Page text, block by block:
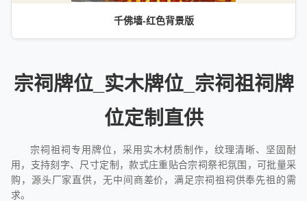
千佛墙-红色背景版
宗祠牌位_实木牌位_宗祠祖祠牌
位定制直供
宗祠祖祠专用牌位，采用实木材质制作，纹理清晰、坚固耐
用，支持刻字、尺寸定制，款式庄重贴合宗祠祭祀氛围，可批量采
购，源头厂家直供，无中间商差价，满足宗祠祖祠供奉先祖的需
求。